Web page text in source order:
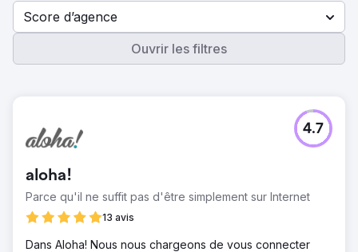
Score d’agence
Ouvrir les filtres
aloha!
Parce qu'il ne suffit pas d'être simplement sur Internet
13 avis
4.7
Dans Aloha! Nous nous chargeons de vous connecter